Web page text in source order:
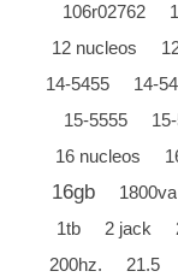
106r02762
12 nucleos
14-5455
14-
15-5555
16 nucleos
16gb 1800va
1tb
2 jack
200hz.
21.5